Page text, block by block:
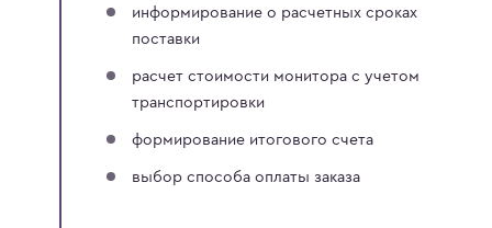
информирование о расчетных сроках
поставки
расчет стоимости монитора с учетом
транспортировки
формирование итогового счета
выбор способа оплаты заказа